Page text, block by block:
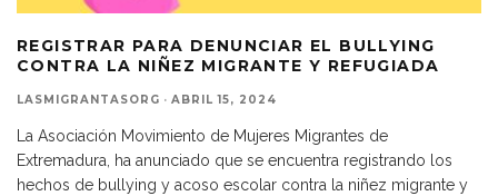
REGISTRAR PARA DENUNCIAR EL BULLYING
CONTRA LA NIÑEZ MIGRANTE Y REFUGIADA
LASMIGRANTASORG · ABRIL 15, 2024
La Asociación Movimiento de Mujeres Migrantes de
Extremadura, ha anunciado que se encuentra registrando los
hechos de bullying y acoso escolar contra la niñez migrante y